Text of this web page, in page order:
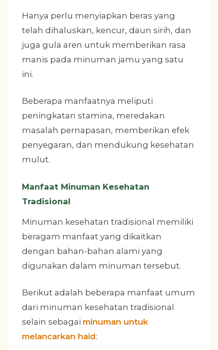
Hanya perlu menyiapkan beras yang
telah dihaluskan, kencur, daun sirih, dan
juga gula aren untuk memberikan rasa
manis pada minuman jamu yang satu
ini.
Beberapa manfaatnya meliputi
peningkatan stamina, meredakan
masalah pernapasan, memberikan efek
penyegaran, dan mendukung kesehatan
mulut.
Manfaat Minuman Kesehatan
Tradisional
Minuman kesehatan tradisional memiliki
beragam manfaat yang dikaitkan
dengan bahan-bahan alami yang
digunakan dalam minuman tersebut.
Berikut adalah beberapa manfaat umum
dari minuman kesehatan tradisional
selain sebagai minuman untuk
melancarkan haid: